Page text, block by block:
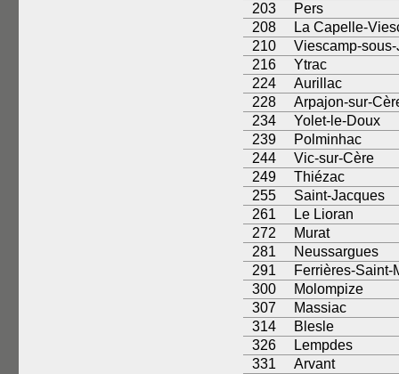
203
Pers
208
La Capelle-
210
Viescamp-
216
Ytrac
224
Aurillac
228
Arpajon-sur-
234
Yolet-le-Doux
239
Polminhac
244
Vic-sur-Cère
249
Thiézac
255
Saint-Jacques
261
Le Lioran
272
Murat
281
Neussargues
291
Ferrières-Saint-
300
Molompize
307
Massiac
314
Blesle
326
Lempdes
331
Arvant